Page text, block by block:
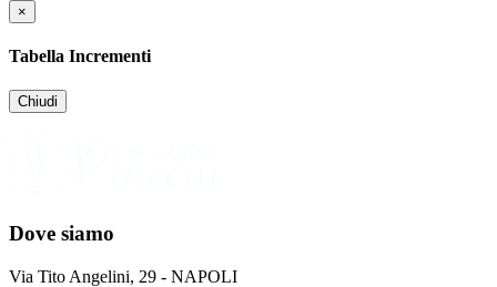
×
Tabella Incrementi
Chiudi
Dove siamo
Via Tito Angelini, 29 - NAPOLI